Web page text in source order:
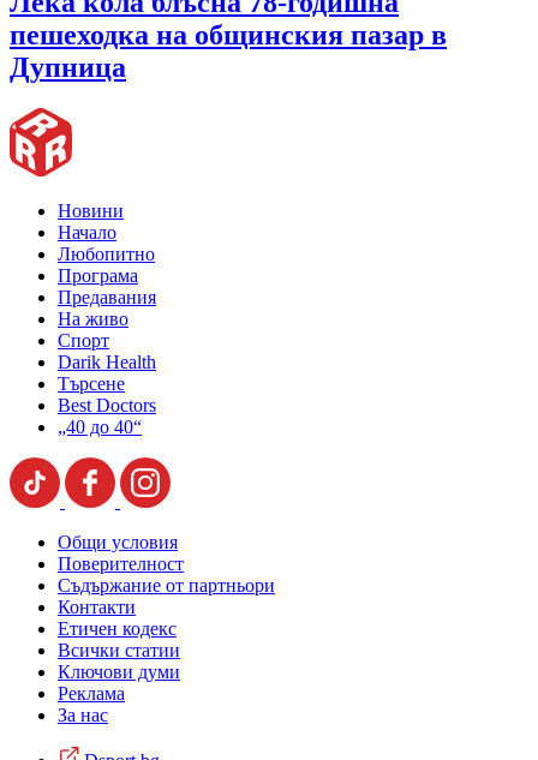
пешеходка на общинския пазар в
Дупница
Новини
Начало
Любопитно
Програма
Предавания
На живо
Спорт
Darik Health
Търсене
Best Doctors
„40 до 40“
Общи условия
Поверителност
Съдържание от партньори
Контакти
Етичен кодекс
Всички статии
Ключови думи
Реклама
За нас